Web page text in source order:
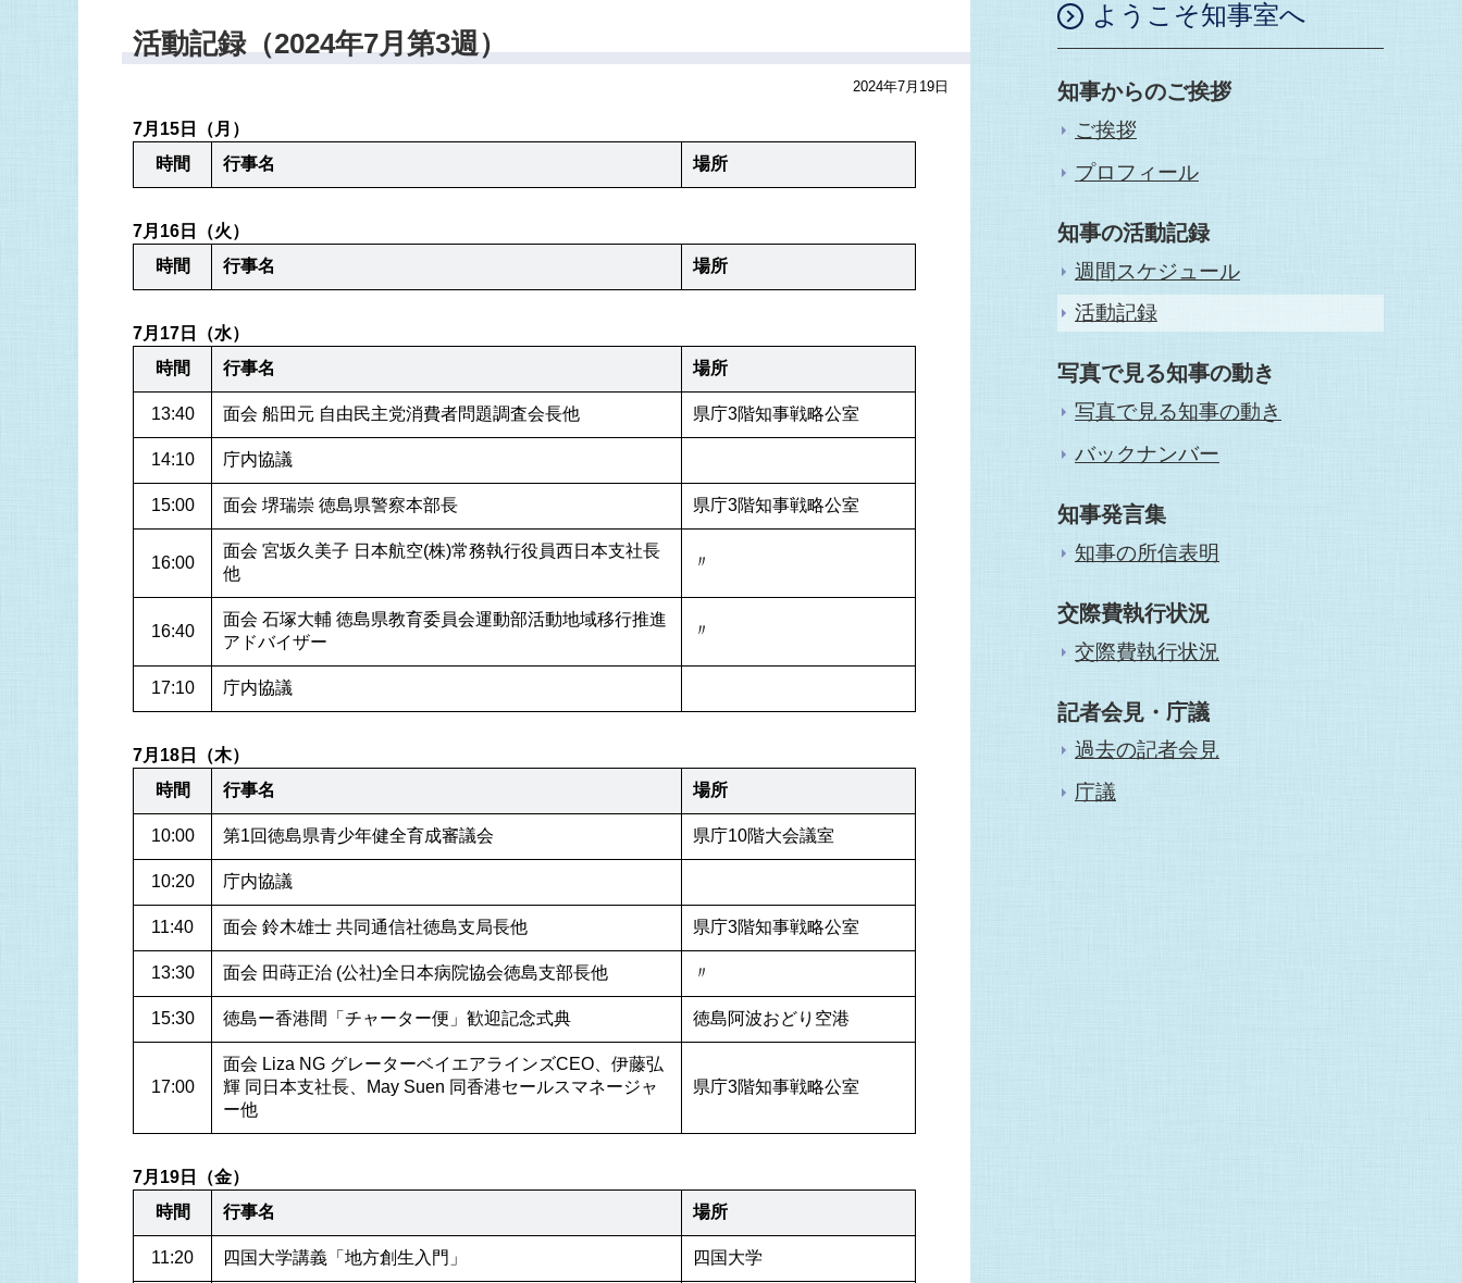
活動記録（2024年7月第3週）
2024年7月19日
7月15日（月）
時間
行事名 場所
7月16日（火）
時間
行事名 場所
7月17日（水）
時間
行事名 場所
13:40 面会 船田元 自由民主党消費者問題調査会長他 県庁3階知事戦略公室
14:10 庁内協議
15:00 面会 堺瑞崇 徳島県警察本部長 県庁3階知事戦略公室
16:00
面会 宮坂久美子 日本航空(株)常務執行役員西日本支社長
他
〃
16:40
面会 石塚大輔 徳島県教育委員会運動部活動地域移行推進
アドバイザー
〃
17:10 庁内協議
7月18日（木）
時間
行事名 場所
10:00 第1回徳島県青少年健全育成審議会 県庁10階大会議室
10:20 庁内協議
11:40 面会 鈴木雄士 共同通信社徳島支局長他 県庁3階知事戦略公室
13:30 面会 田蒔正治 (公社)全日本病院協会徳島支部長他 〃
15:30 徳島ー香港間「チャーター便」歓迎記念式典 徳島阿波おどり空港
17:00
面会 Liza NG グレーターベイエアラインズCEO、伊藤弘
輝 同日本支社長、May Suen 同香港セールスマネージャ
ー他
県庁3階知事戦略公室
7月19日（金）
時間
行事名 場所
11:20 四国大学講義「地方創生入門」 四国大学
ようこそ知事室へ
知事からのご挨拶
ご挨拶
プロフィール
知事の活動記録
週間スケジュール
活動記録
写真で見る知事の動き
写真で見る知事の動き
バックナンバー
知事発言集
知事の所信表明
交際費執行状況
交際費執行状況
記者会見・庁議
過去の記者会見
庁議